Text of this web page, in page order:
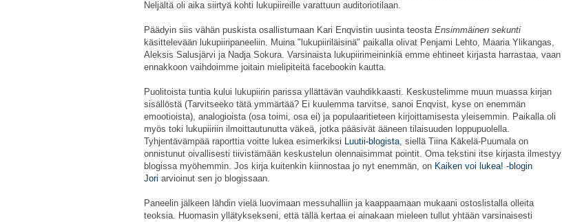
Neljältä oli aika siirtyä kohti lukupiireille varattuun auditoriotilaan.
Päädyin siis vähän puskista osallistumaan Kari Enqvistin uusinta teosta Ensimmäinen sekunti
käsittelevään lukupiiripaneeliin. Muina "lukupiiriläisinä" paikalla olivat Penjami Lehto, Maaria Ylikangas,
Aleksis Salusjärvi ja Nadja Sokura. Varsinaista lukupiirimeininkiä emme ehtineet kirjasta harrastaa, vaan
ennakkoon vaihdoimme joitain mielipiteitä facebookin kautta.
Puolitoista tuntia kului lukupiirin parissa yllättävän vauhdikkaasti. Keskustelimme muun muassa kirjan
sisällöstä (Tarvitseeko tätä ymmärtää? Ei kuulemma tarvitse, sanoi Enqvist, kyse on enemmän
emootioista), analogioista (osa toimi, osa ei) ja populaaritieteen kirjoittamisesta yleisemmin. Paikalla oli
myös toki lukupiiriin ilmoittautunutta väkeä, jotka pääsivät ääneen tilaisuuden loppupuolella.
Tyhjentävämpää raporttia voitte lukea esimerkiksi Luutii-blogista, siellä Tiina Käkelä-Puumala on
onnistunut oivallisesti tiivistämään keskustelun olennaisimmat pointit. Oma tekstini itse kirjasta ilmestyy
blogissa myöhemmin. Jos kirja kuitenkin kiinnostaa jo nyt enemmän, on Kaiken voi lukea! -blogin
Jori arvioinut sen jo blogissaan.
Paneelin jälkeen lähdin vielä luovimaan messuhalliin ja kaappaamaan mukaani ostoslistalla olleita
teoksia. Huomasin yllätyksekseni, että tällä kertaa ei ainakaan mieleen tullut yhtään varsinaisesti